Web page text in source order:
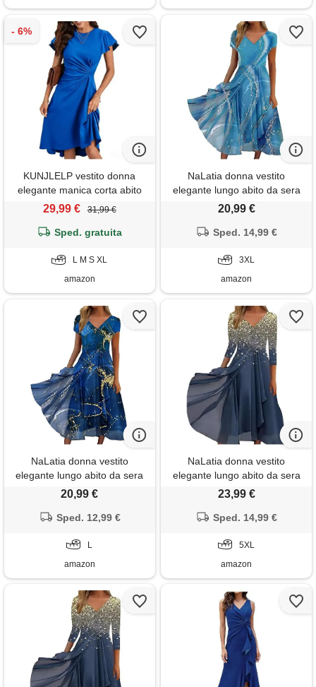
KUNJLELP vestito donna
elegante manica corta abito
linea a vita alta midi abiti tinta
cerimonia per festa cocktail,
29,99 € 31,99 €
Sped. gratuita
L M S XL
amazon
NaLatia donna vestito
elegante lungo abito da sera
scollo a v manica corta
aderente estivo taglie forti
cocktail
20,99 €
Sped. 14,99 €
3XL
amazon
NaLatia donna vestito
elegante lungo abito da sera
scollo a v manica corta
aderente estivo taglie forti
cocktail
20,99 €
Sped. 12,99 €
L
amazon
NaLatia donna vestito
elegante lungo abito da sera
scollo a v manica corta
aderente abito estivo taglie
23,99 €
Sped. 14,99 €
5XL
amazon